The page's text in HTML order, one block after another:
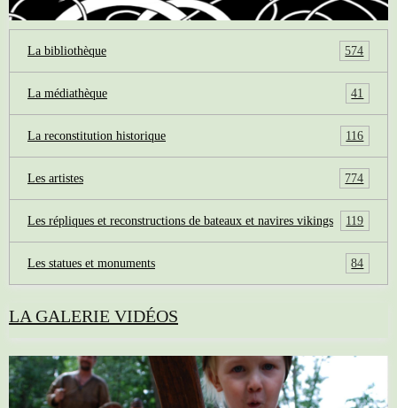
La bibliothèque 574
La médiathèque 41
La reconstitution historique 116
Les artistes 774
Les répliques et reconstructions de bateaux et navires vikings 119
Les statues et monuments 84
LA GALERIE VIDÉOS